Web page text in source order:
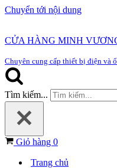
Chuyển tới nội dung
CỬA HÀNG MINH
Chuyên cung cấp thiết bị điện và
Tìm kiếm...
Giỏ hàng 0
Trang chủ